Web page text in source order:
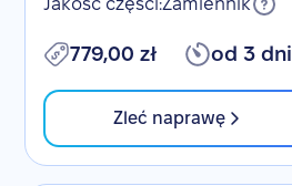
Jakość części:Zamiennik
779,00 zł od 3 dni
Zleć naprawę